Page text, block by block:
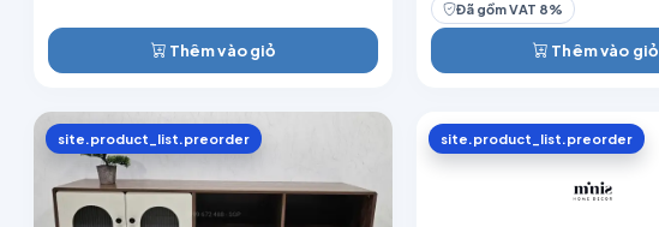
Thêm vào giỏ
Đã gồm VAT 8%
Thêm vào giỏ
site.product_list.preorder site.product_list.preorder